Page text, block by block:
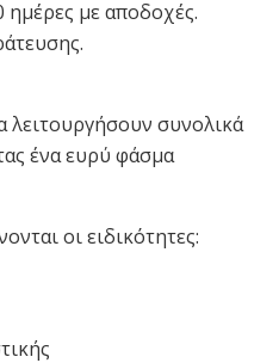
ημέρες με αποδοχές.
λειτουργήσουν συνολικά
ένα ευρύ φάσμα
οι ειδικότητες: